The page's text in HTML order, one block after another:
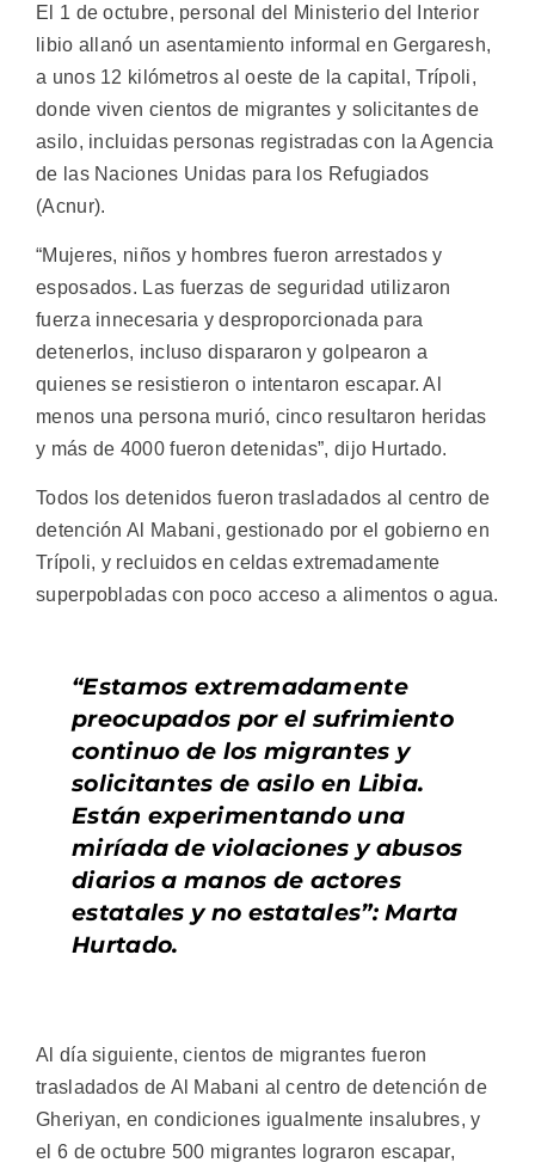
El 1 de octubre, personal del Ministerio del Interior
libio allanó un asentamiento informal en Gergaresh,
a unos 12 kilómetros al oeste de la capital, Trípoli,
donde viven cientos de migrantes y solicitantes de
asilo, incluidas personas registradas con la Agencia
de las Naciones Unidas para los Refugiados
(Acnur).
“Mujeres, niños y hombres fueron arrestados y
esposados. Las fuerzas de seguridad utilizaron
fuerza innecesaria y desproporcionada para
detenerlos, incluso dispararon y golpearon a
quienes se resistieron o intentaron escapar. Al
menos una persona murió, cinco resultaron heridas
y más de 4000 fueron detenidas”, dijo Hurtado.
Todos los detenidos fueron trasladados al centro de
detención Al Mabani, gestionado por el gobierno en
Trípoli, y recluidos en celdas extremadamente
superpobladas con poco acceso a alimentos o agua.
“Estamos extremadamente
preocupados por el sufrimiento
continuo de los migrantes y
solicitantes de asilo en Libia.
Están experimentando una
miríada de violaciones y abusos
diarios a manos de actores
estatales y no estatales”: Marta
Hurtado.
Al día siguiente, cientos de migrantes fueron
trasladados de Al Mabani al centro de detención de
Gheriyan, en condiciones igualmente insalubres, y
el 6 de octubre 500 migrantes lograron escapar,